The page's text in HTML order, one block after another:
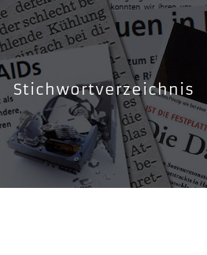
Stichwortverzeichnis